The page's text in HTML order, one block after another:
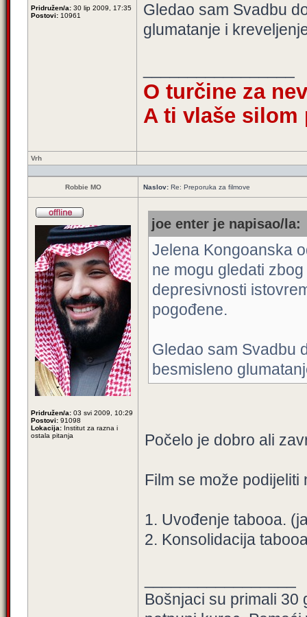
Pridružen/a: 30 lip 2009, 17:35
Postovi: 10961
Gledao sam Svadbu
glumatanje i
O turčine za
A ti vlaše silom
Vrh
Robbie MO Naslov: Re: Preporuka za filmove
Pridružen/a: 03 svi 2009, 10:29
Postovi: 91098
Lokacija: Institut za razna i
ostala pitanja
joe enter je napisao/la:
Jelena Kongoanska
ne mogu gledati
depresivnosti
pogođene.
Gledao sam Svadbu
besmisleno
Počelo je dobro ali
Film se može podijeliti
1. Uvođenje tabooa.
2. Konsolidacija
Bošnjaci su primali 30